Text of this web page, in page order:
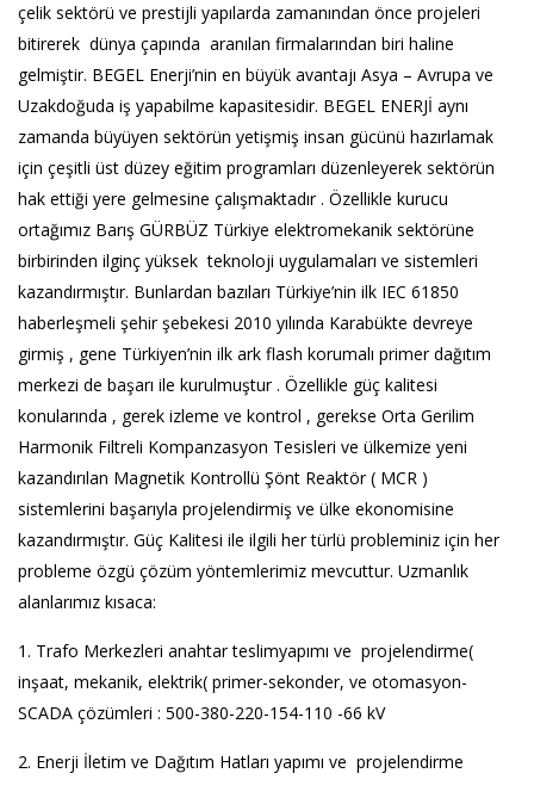
çelik sektörü ve prestijli yapılarda zamanından önce projeleri
bitirerek dünya çapında aranılan firmalarından biri haline
gelmiştir. BEGEL Enerji’nin en büyük avantajı Asya – Avrupa ve
Uzakdoğuda iş yapabilme kapasitesidir. BEGEL ENERJİ aynı
zamanda büyüyen sektörün yetişmiş insan gücünü hazırlamak
için çeşitli üst düzey eğitim programları düzenleyerek sektörün
hak ettiği yere gelmesine çalışmaktadır . Özellikle kurucu
ortağımız Barış GÜRBÜZ Türkiye elektromekanik sektörüne
birbirinden ilginç yüksek teknoloji uygulamaları ve sistemleri
kazandırmıştır. Bunlardan bazıları Türkiye’nin ilk IEC 61850
haberleşmeli şehir şebekesi 2010 yılında Karabükte devreye
girmiş , gene Türkiyen’nin ilk ark flash korumalı primer dağıtım
merkezi de başarı ile kurulmuştur . Özellikle güç kalitesi
konularında , gerek izleme ve kontrol , gerekse Orta Gerilim
Harmonik Filtreli Kompanzasyon Tesisleri ve ülkemize yeni
kazandırılan Magnetik Kontrollü Şönt Reaktör ( MCR )
sistemlerini başarıyla projelendirmiş ve ülke ekonomisine
kazandırmıştır. Güç Kalitesi ile ilgili her türlü probleminiz için her
probleme özgü çözüm yöntemlerimiz mevcuttur. Uzmanlık
alanlarımız kısaca:
1. Trafo Merkezleri anahtar teslimyapımı ve projelendirme(
inşaat, mekanik, elektrik( primer-sekonder, ve otomasyon-
SCADA çözümleri : 500-380-220-154-110 -66 kV
2. Enerji İletim ve Dağıtım Hatları yapımı ve projelendirme